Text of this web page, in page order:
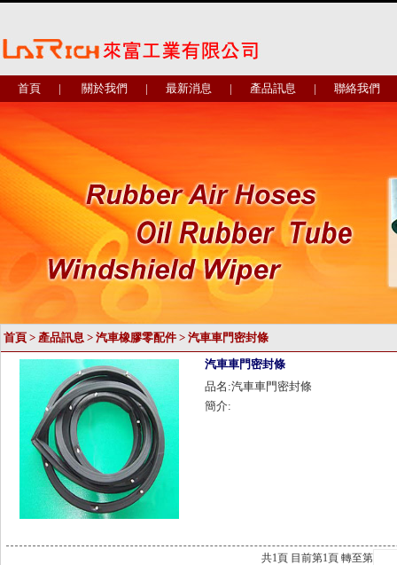
首頁 | 關於我們 | 最新消息 | 產品訊息 | 聯絡我們
首頁 > 產品訊息 > 汽車橡膠零配件 > 汽車車門密封條
汽車車門密封條
品名:汽車車門密封條
簡介:
共1頁 目前第1頁 轉至第